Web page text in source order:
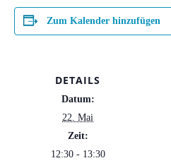
Zum Kalender hinzufügen
DETAILS
Datum:
22. Mai
Zeit:
12:30 - 13:30